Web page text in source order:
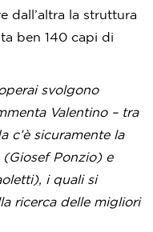
dall’altra la struttura
ben 140 capi di
svolgono
Valentino – tra
c’è sicuramente la
Ponzio) e
i quali si
ricerca delle migliori